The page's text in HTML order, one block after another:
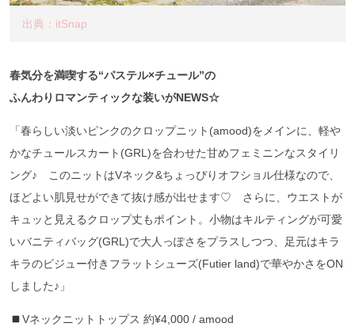
出典：itSnap
春気分を満喫する“パステル×チュール”の
ふんわりロマンティックな装いがNEWS☆
「春らしい淡いピンクのクロップニット(amood)をメインに、軽や
かなチュールスカート(GRL)を合わせた甘めフェミニンなスタイリ
ング♪ このニットはVネック&ちょっぴりオフショル仕様なので、
ほどよい肌見せができて抜け感が出せます♡ さらに、ウエストが
キュッと見えるクロップ丈もポイント。小物はキルティングが可愛
いバニティバッグ(GRL)で大人っぽさをプラスしつつ、足元はキラ
キラのビジュー付きフラットシューズ(Futier land)で華やかさをON
しました♪」
Vネックニットトップス 約¥4,000 / amood